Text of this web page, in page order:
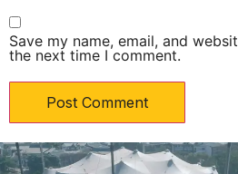
Save my name, email, and
the next time I comment.